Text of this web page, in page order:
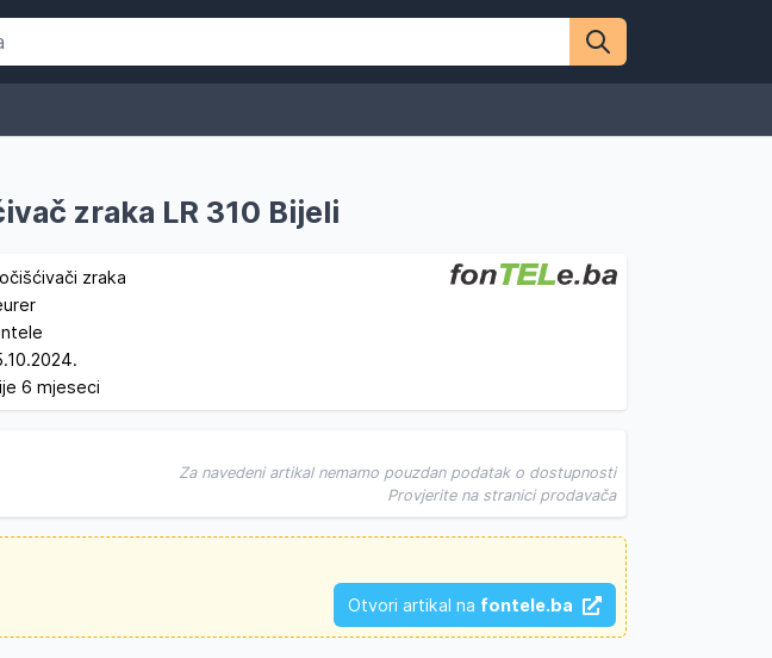
zraka LR 310 Bijeli
zraka
6 mjeseci
Za navedeni artikal nemamo pouzdan podatak o dostupnosti
Provjerite na stranici prodavača
Otvori artikal na fontele.ba